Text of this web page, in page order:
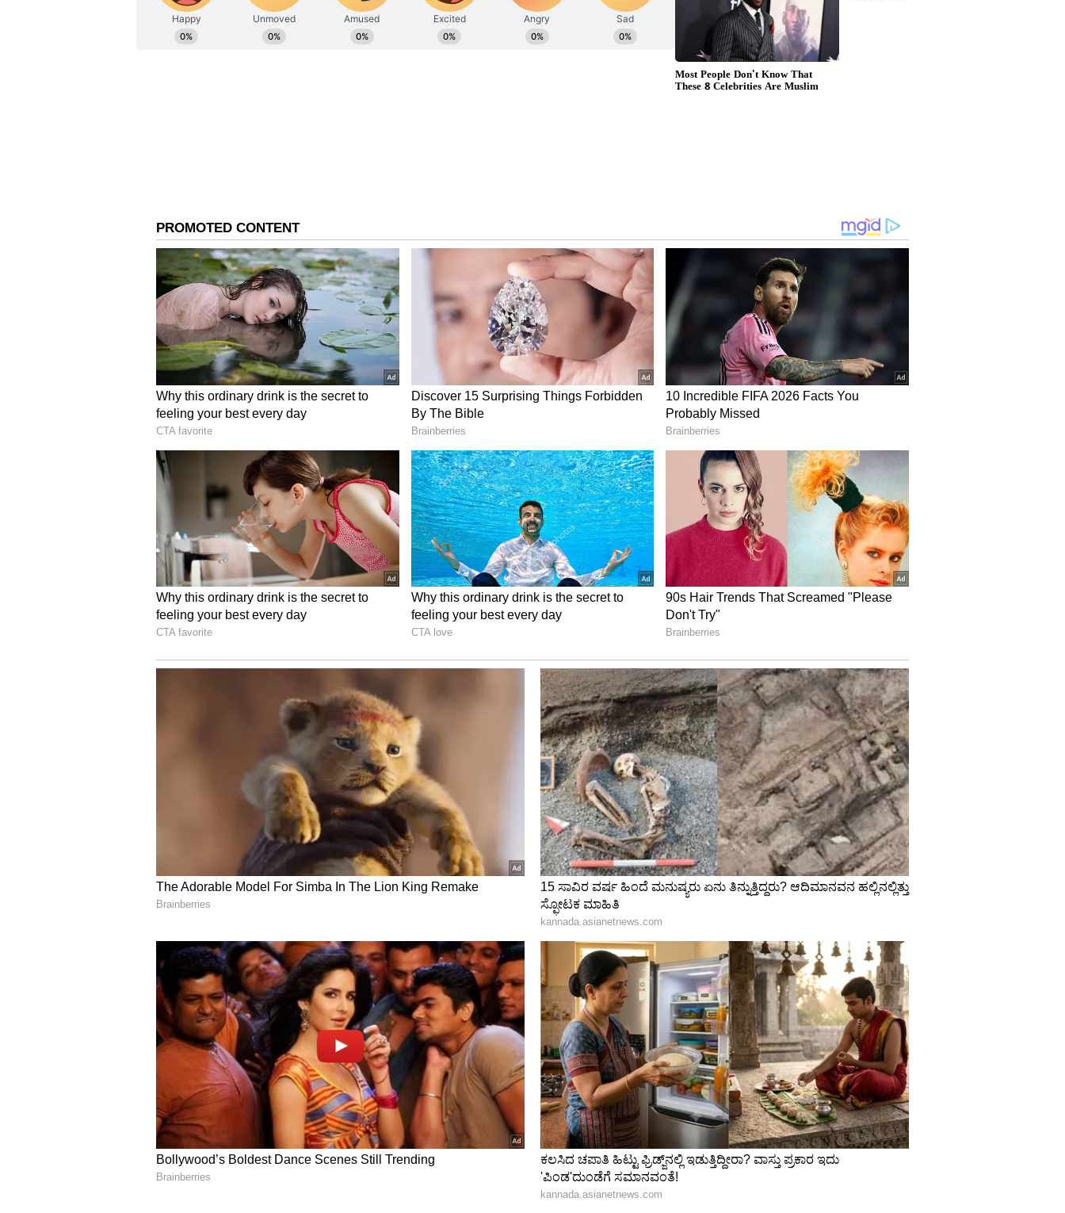
2. ಬ್ಯಾರೆನ್ ದ್ವೀಪ (ಅಂಡಮಾನ್)
ಭಾರತದ ಏಕೈಕ ಸಕ್ರಿಯ ಜ್ವಾಲಾಮುಖಿ ಇಲ್ಲಿದೆ.
3
4
Image Credit :@IndiaAesthetica/X
ಲಡಾಖ್, ಸಿಕ್ಕಿಂ
ಚೀನಾದ ಗಡಿಗೆ ಸಮೀಪವಿರುವ ಈ ಪ್ರದೇಶವು ಹಿಮ ಚಿರತೆ ಹಾಗೂ ಟಿಬೆಟಿಯನ್ ಕಾಡುಕತ್ತೆ (ಕ್ಯಾಂಗ್) ಗಳಿಗೆ
ಕೋರ್ ವಲಯಕ್ಕೆ ಸಾಮಾನ್ಯ ಪ್ರವೇಶ ಇಲ್ಲ.
ಬಫರ್ ವಲಯದವರೆಗೆ ಮಾತ್ರ ಪ್ರವಾಸಕ್ಕೆ ಅವಕಾಶ.
4. ಗುರುಧೋಂಗ್ಮಾರ್ ಸರೋವರದ ಮಿಲಿಟರಿ ಪ್ರದೇಶ (ಸಿಕ್ಕಿಂ)
ಗುರುಧೋಂಗ್ಮಾರ್ ಸರೋವರ ಪ್ರವಾಸಿಗರಿಗೆ ತೆರೆಯಲ್ಪಟ್ಟಿದ್ದರೂ, ಅದರ ಸುತ್ತಲಿನ ಕೆಲವು ಸೇನಾ ಪ್ರದೇಶಗಳು
ನಿರ್ಬಂಧಿತವಾಗಿವೆ.
ಗಡಿಯ ಭದ್ರತಾ ಕಾರಣದಿಂದ ಫೋಟೋ ಹಾಗೂ ವಿಡಿಯೋ ಚಿತ್ರೀಕರಣಕ್ಕೆ ಕಠಿಣ ನಿಯಮಗಳಿವೆ.
ಕೆಲವು ಪ್ರದೇಶಗಳಿಗೆ ವಿಶೇಷ ಪರವಾನಗಿ ಅಗತ್ಯ.